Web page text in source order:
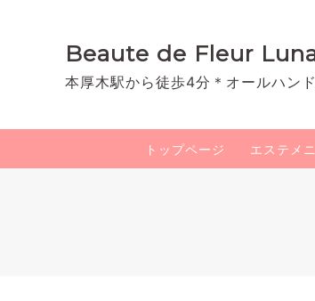
Beaute de Fleur
本厚木駅から徒歩4分＊オールハン
トップページ エステメ